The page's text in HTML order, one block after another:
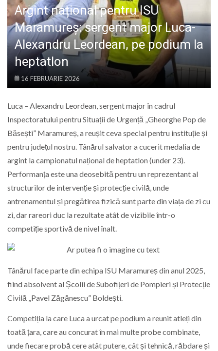
LIFE
Argint național pentru ISU
Maramureș: sergent major Luca-
Alexandru Leordean, pe podium la
heptatlon
16 FEBRUARIE 2026
Luca – Alexandru Leordean, sergent major în cadrul
Inspectoratului pentru Situații de Urgență „Gheorghe Pop de
Băsești” Maramureș, a reușit ceva special pentru instituție și
pentru județul nostru. Tânărul salvator a cucerit medalia de
argint la campionatul național de heptatlon (under 23).
Performanța este una deosebită pentru un reprezentant al
structurilor de intervenție și protecție civilă, unde
antrenamentul și pregătirea fizică sunt parte din viața de zi cu
zi, dar rareori duc la rezultate atât de vizibile într-o
competiție sportivă de nivel înalt.
Tânărul face parte din echipa ISU Maramureș din anul 2025,
fiind absolvent al Școlii de Subofițeri de Pompieri și Protecție
Civilă „Pavel Zăgănescu” Boldești.
Competiția la care Luca a urcat pe podium a reunit atleți din
toată țara, care au concurat în mai multe probe combinate,
unde fiecare probă cere atât putere, cât și tehnică, răbdare și